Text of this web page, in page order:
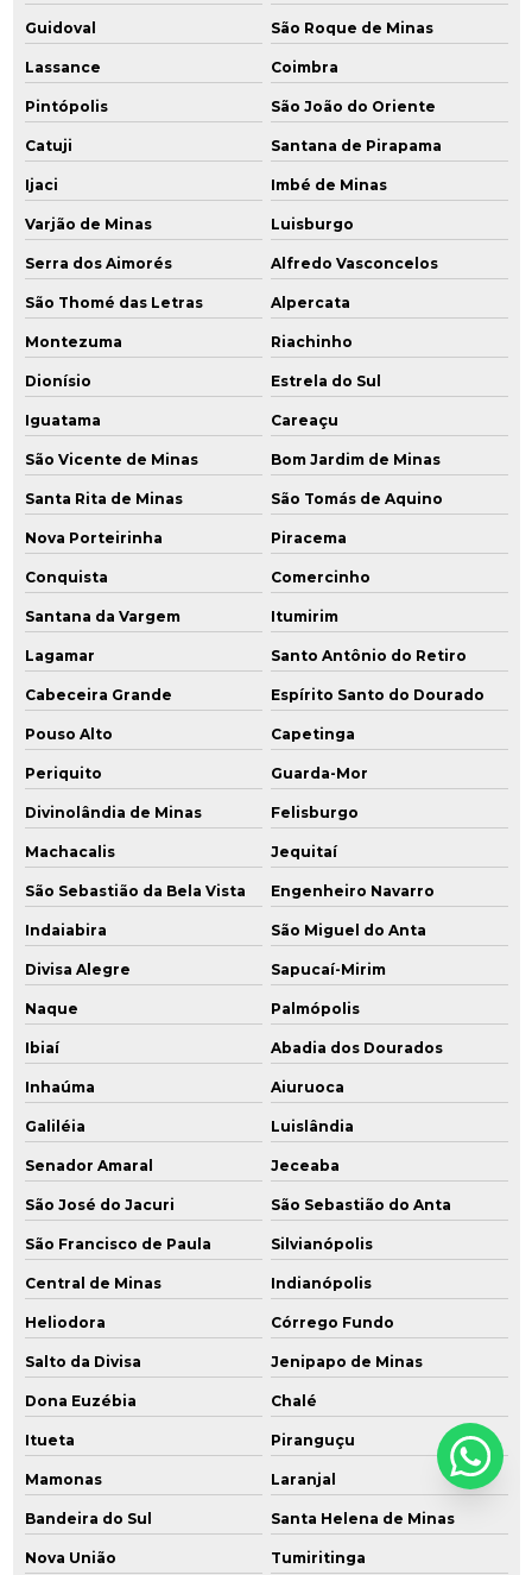
Guidoval São Roque de Minas
Lassance Coimbra
Pintópolis São João do Oriente
Catuji Santana de Pirapama
Ijaci Imbé de Minas
Varjão de Minas Luisburgo
Serra dos Aimorés Alfredo Vasconcelos
São Thomé das Letras Alpercata
Montezuma Riachinho
Dionísio Estrela do Sul
Iguatama Careaçu
São Vicente de Minas Bom Jardim de Minas
Santa Rita de Minas São Tomás de Aquino
Nova Porteirinha Piracema
Conquista Comercinho
Santana da Vargem Itumirim
Lagamar Santo Antônio do Retiro
Cabeceira Grande Espírito Santo do Dourado
Pouso Alto Capetinga
Periquito Guarda-Mor
Divinolândia de Minas Felisburgo
Machacalis Jequitaí
São Sebastião da Bela Vista Engenheiro Navarro
Indaiabira São Miguel do Anta
Divisa Alegre Sapucaí-Mirim
Naque Palmópolis
Ibiaí Abadia dos Dourados
Inhaúma Aiuruoca
Galiléia Luislândia
Senador Amaral Jeceaba
São José do Jacuri São Sebastião do Anta
São Francisco de Paula Silvianópolis
Central de Minas Indianópolis
Heliodora Córrego Fundo
Salto da Divisa Jenipapo de Minas
Dona Euzébia Chalé
Itueta Piranguçu
Mamonas Laranjal
Bandeira do Sul Santa Helena de Minas
Nova União Tumiritinga